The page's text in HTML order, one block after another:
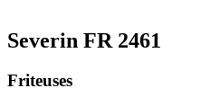
Severin FR 2461
Friteuses